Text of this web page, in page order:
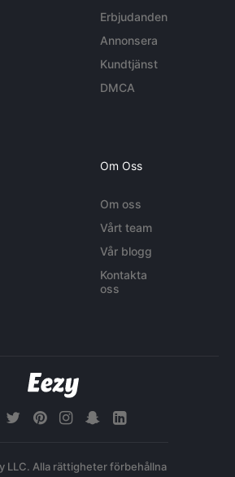
Erbjudanden
Annonsera
Kundtjänst
DMCA
Om Oss
Om oss
Vårt team
Vår blogg
Kontakta
oss
LLC. Alla rättigheter förbehållna